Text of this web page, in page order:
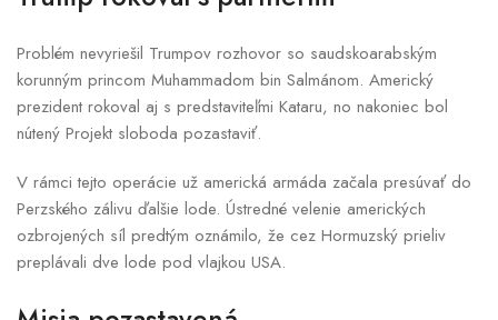
Problém nevyriešil Trumpov rozhovor so saudskoarabským
korunným princom Muhammadom bin Salmánom. Americký
prezident rokoval aj s predstaviteľmi Kataru, no nakoniec bol
nútený Projekt sloboda pozastaviť.
V rámci tejto operácie už americká armáda začala presúvať do
Perzského zálivu ďalšie lode. Ústredné velenie amerických
ozbrojených síl predtým oznámilo, že cez Hormuzský prieliv
preplávali dve lode pod vlajkou USA.